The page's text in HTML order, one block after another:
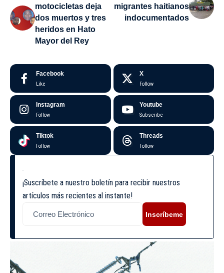
motocicletas deja
dos muertos y tres
heridos en Hato
Mayor del Rey
migrantes haitianos
indocumentados
Facebook
Like
X
Follow
Instagram
Follow
Youtube
Subscribe
Tiktok
Follow
Threads
Follow
¡Suscríbete a nuestro boletín para recibir nuestros
artículos más recientes al instante!
Inscríbeme